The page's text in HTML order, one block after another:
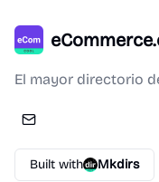
El mayor directorio
Built with Mkdirs